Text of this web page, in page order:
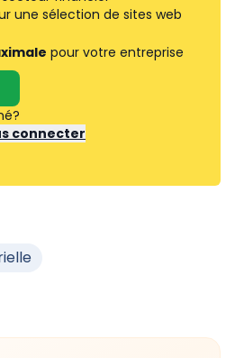
une sélection de sites web
pour votre entreprise
connecter